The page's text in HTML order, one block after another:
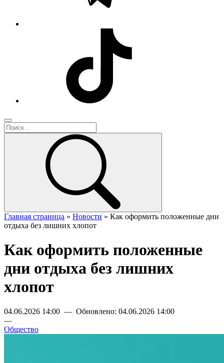
Главная страница » Новости » Как оформить положенные дни
отдыха без лишних хлопот
Как оформить положенные
дни отдыха без лишних
хлопот
04.06.2026 14:00 — Обновлено: 04.06.2026 14:00
—
Общество